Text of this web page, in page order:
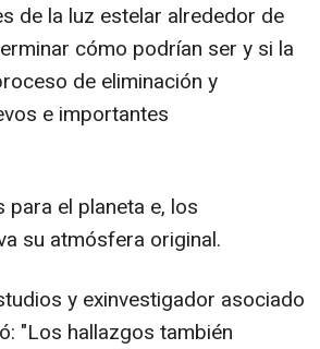
de la luz estelar alrededor de
cómo podrían ser y si la
de eliminación y
e importantes
el planeta e, los
su atmósfera original.
y exinvestigador asociado
"Los hallazgos también